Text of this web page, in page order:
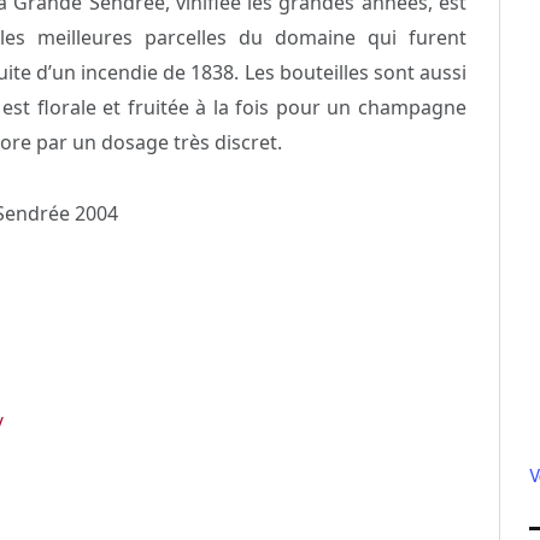
meilleures parcelles du domaine qui furent
d’un incendie de 1838. Les bouteilles sont aussi
florale et fruitée à la fois pour un champagne
par un dosage très discret.
2004